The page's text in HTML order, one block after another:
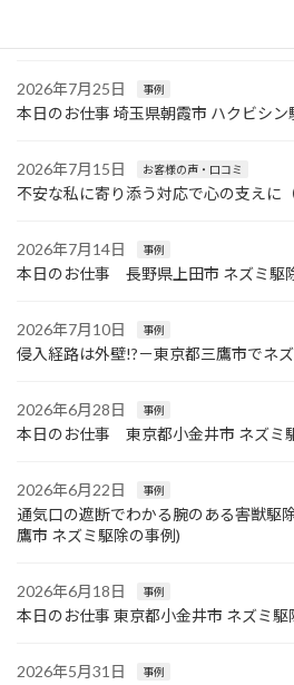
2026年7月25日 事例
本日のお仕事 埼玉県朝霞市 ハクビシン
2026年7月15日 お客様の声・口コミ
不安な私に寄り添う対応で心の支えに
2026年7月14日 事例
本日のお仕事 長野県上田市 ネズミ駆
2026年7月10日 事例
侵入経路は外壁!?－東京都三鷹市でネ
2026年6月28日 事例
本日のお仕事 東京都小金井市 ネズミ
2026年6月22日 事例
通気口の遮断でわかる腕のある害獣駆
鷹市 ネズミ駆除の事例)
2026年6月18日 事例
本日のお仕事 東京都小金井市 ネズミ駆
2026年5月31日 事例